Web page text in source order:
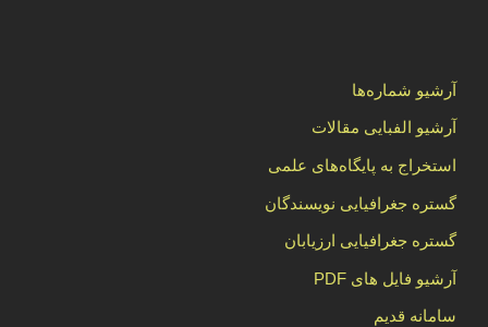
آرشیو شماره‌ها
آرشیو الفبایی مقالات
استخراج به پایگاه‌های علمی
گستره جغرافیایی نویسندگان
گستره جغرافیایی ارزیابان
آرشیو فایل های PDF
سامانه قدیم